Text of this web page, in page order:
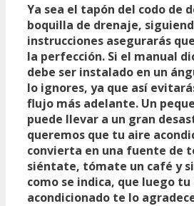
Ya sea el tapón del codo de
boquilla de drenaje,
instrucciones asegurarás
la perfección. Si el manual
debe ser instalado en un
lo ignores, ya que así
flujo más adelante. Un
puede llevar a un gran
queremos que tu aire
convierta en una fuente de
siéntate, tómate un café y
como se indica, que luego tu
acondicionado te lo